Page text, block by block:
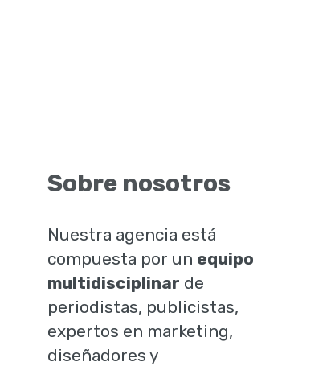
Sobre nosotros
Nuestra agencia está
compuesta por un equipo
multidisciplinar de
periodistas, publicistas,
expertos en marketing,
diseñadores y